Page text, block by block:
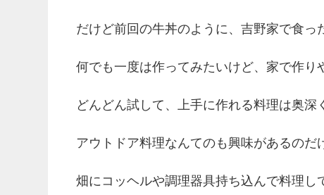
だけど前回の牛丼のように、吉野家で食っ
何でも一度は作ってみたいけど、家で作り
どんどん試して、上手に作れる料理は奥深
アウトドア料理なんてのも興味があるの
畑にコッヘルや調理器具持ち込んで料理し